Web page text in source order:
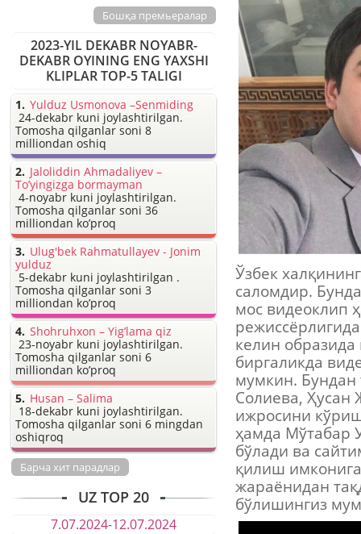
Ўзбек
саломдир.
мос видеоклип
келин
биргаликда
мумкин.
Солиева,
ижросини
ҳамда Мўтабар
бўлади ва
қилиш имконига
жараёнидан
бўлишингиз
Бошқа премьералар
2023-YIL DEKABR NOYABR-
DEKABR OYINING ENG YAXSHI
KLIPLAR TOP-5 TALIGI
Yulduz Usmonova –Senmiding
24-dekabr kuni joylashtirilgan.
Tomosha qilganlar soni 8
milliondan oshiq
Jaloliddin Ahmadaliyev –
To’yingizga bormayman
4-noyabr kuni joylashtirilgan.
Tomosha qilganlar soni 36
milliondan ko’proq
Ulug'bek Rahmatullayev - Jonim
yulduz
5-dekabr kuni joylashtirilgan .
Tomosha qilganlar soni 3
milliondan ko’proq
Shohruhxon – Yig’lama qiz
23-noyabr kuni joylashtirilgan.
Tomosha qilganlar soni 6
milliondan ko’proq
Husan – Salima
18-dekabr kuni joylashtirilgan.
Tomosha qilganlar soni 6 mingdan
oshiqroq
Барча хит парадлар
UZ TOP 20
7.07.2024-12.07.2024